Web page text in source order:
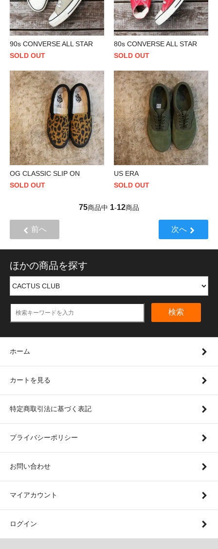
90s CONVERSE ALL STAR
SOLD OUT
80s CONVERSE ALL STAR
SOLD OUT
OG CLASSIC SLIP ON
SOLD OUT
US ERA
SOLD OUT
75商品中 1-12商品
前へ 次へ
ほかの商品を探す
検索
ホーム
カートを見る
特定商取引法に基づく表記
プライバシーポリシー
お問い合わせ
マイアカウント
ログイン